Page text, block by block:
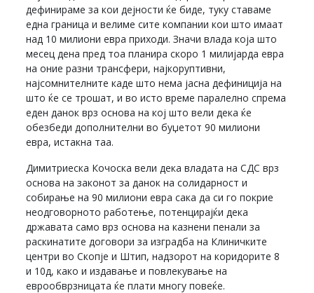
дефинираме за кои дејности ќе биде, туку ставаме
една граница и велиме сите компании кои што имаат
над 10 милиони евра приходи. Значи влада која што
месец дена пред тоа планира скоро 1 милијарда евра
на оние разни трансфери, најкоруптивни,
најсомнителните каде што нема јасна дефиниција на
што ќе се трошат, и во исто време паралелно спрема
еден данок врз основа на кој што вели дека ќе
обезбеди дополнителни во буџетот 90 милиони
евра, истакна таа.
Димитриеска Кочоска вели дека владата на СДС врз
основа на законот за данок на солидарност и
собирање на 90 милиони евра сака да си го покрие
неодговорното работење, потенцирајќи дека
државата само врз основа на казнени пенали за
раскинатите договори за изградба на Клиничките
центри во Скопје и Штип, надзорот на коридорите 8
и 10д, како и издавање и повлекување на
еврообврзницата ќе плати многу повеќе.